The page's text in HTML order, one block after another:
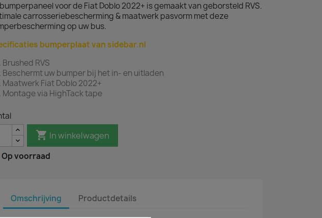
voor de Fiat Doblo 2022+ is gemaakt van geborsteld RVS.
carrosseriebescherming & maatwerk pasvorm met deze
op uw bus.
bumperplaat van sidebar.nl
Brushed RVS
Beschermt uw bumper bij het in- en uitladen
Maatwerk Fiat Doblo 2022+
Montage via HighTack tape
 In winkelwagen
Op voorraad
Omschrijving Productdetails